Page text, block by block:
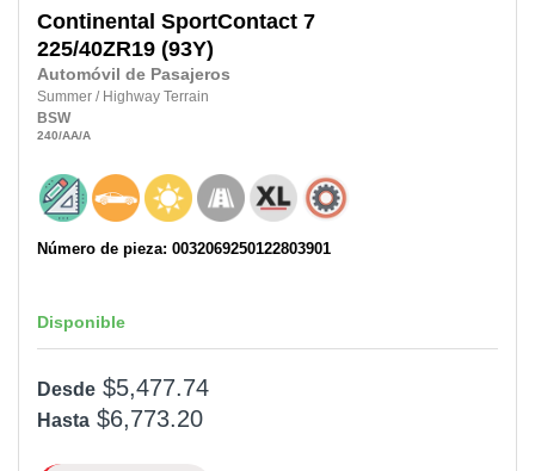
Continental SportContact 7
225/40ZR19 (93Y)
Automóvil de Pasajeros
Summer / Highway Terrain
BSW
240/AA/A
Número de pieza: 0032069250122803901
Disponible
Desde $5,477.74
Hasta $6,773.20